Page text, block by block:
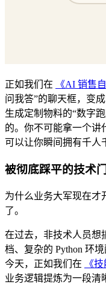
正如我们在 《AI 销售
问我答”的聊天框，变
生成定制物料的“数字
的。你不可能拿一个讲
可以让你瞬间拥有千人
被彻底踩平的技术
为什么业务大军现在才
了。
在过去，非技术人员想
档、复杂的 Python 环
今天，正如我们在
《
业务逻辑提炼为一段清